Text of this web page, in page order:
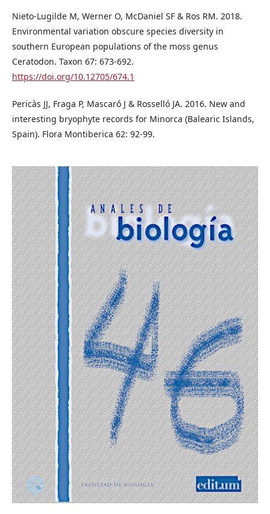
Nieto-Lugilde M, Werner O, McDaniel SF & Ros RM. 2018.
Environmental variation obscure species diversity in
southern European populations of the moss genus
Ceratodon. Taxon 67: 673-692.
https://doi.org/10.12705/674.1
Pericàs JJ, Fraga P, Mascaró J & Rosselló JA. 2016. New and
interesting bryophyte records for Minorca (Balearic Islands,
Spain). Flora Montiberica 62: 92-99.